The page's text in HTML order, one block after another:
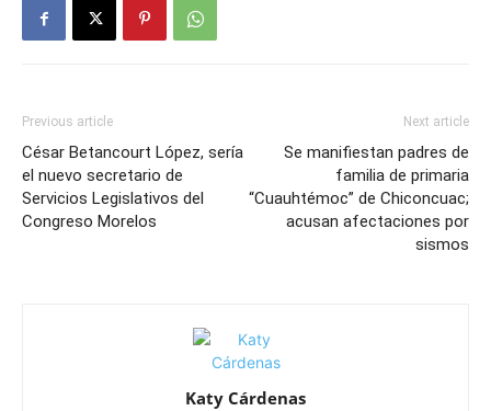
Previous article
César Betancourt López, sería
el nuevo secretario de
Servicios Legislativos del
Congreso Morelos
Next article
Se manifiestan padres de
familia de primaria
“Cuauhtémoc” de Chiconcuac;
acusan afectaciones por
sismos
Katy Cárdenas